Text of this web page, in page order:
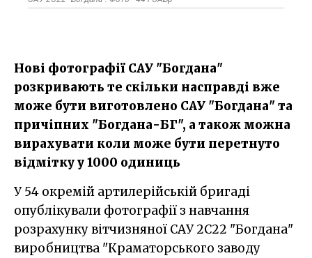
Нові фотографії САУ "Богдана"
розкривають те скільки насправді вже
може бути виготовлено САУ "Богдана" та
причіпних "Богдана-БГ", а також можна
вирахувати коли може бути перетнуто
відмітку у 1000 одиниць
У 54 окремій артилерійській бригаді
опублікували фотографії з навчання
розрахунку вітчизняної САУ 2С22 "Богдана"
виробництва "Краматорського заводу